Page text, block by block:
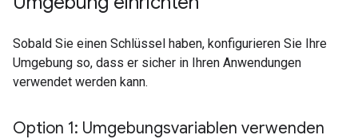
Sobald Sie einen Schlüssel haben, konfigurieren Sie Ihre
Umgebung so, dass er sicher in Ihren Anwendungen
verwendet werden kann.
Option 1: Umgebungsvariablen verwenden